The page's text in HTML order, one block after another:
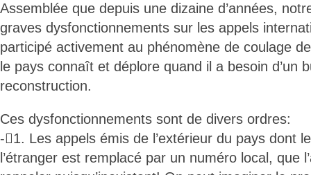
Assemblée que depuis une dizaine d’années,
graves dysfonctionnements sur les appels
participé activement au phénomène de coulage
le pays connaît et déplore quand il a besoin d’un
reconstruction.
Ces dysfonctionnements sont de divers ordres:
-1. Les appels émis de l’extérieur du pays dont
l’étranger est remplacé par un numéro local, que